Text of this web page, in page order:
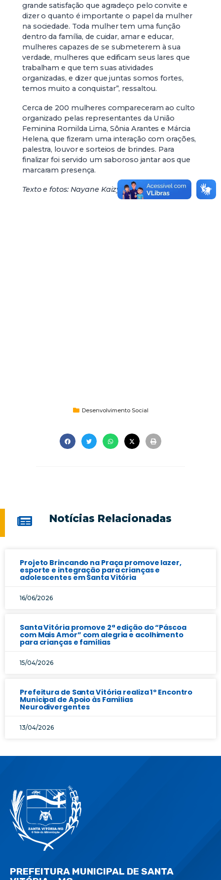
grande satisfação que agradeço pelo convite e
dizer o quanto é importante o papel da mulher
na sociedade. Toda mulher tem uma função
dentro da família, de cuidar, amar e educar,
mulheres capazes de se submeterem à sua
verdade, mulheres que edificam seus lares que
trabalham e que tem suas atividades
organizadas, e dizer que juntas somos fortes,
temos muito a conquistar”, ressaltou.
Cerca de 200 mulheres compareceram ao culto
organizado pelas representantes da União
Feminina Romilda Lima, Sônia Arantes e Márcia
Helena, que fizeram uma interação com orações,
palestra, louvor e sorteios de brindes. Para
finalizar foi servido um saboroso jantar aos que
marcaram presença.
Texto e fotos: Nayane Kaizy – Jornalista
Desenvolvimento Social
Notícias Relacionadas
Projeto Brincando na Praça promove lazer,
esporte e integração para crianças e
adolescentes em Santa Vitória
16/06/2026
Santa Vitória promove 2ª edição do “Páscoa
com Mais Amor” com alegria e acolhimento
para crianças e famílias
15/04/2026
Prefeitura de Santa Vitória realiza 1º Encontro
Municipal de Apoio às Famílias
Neurodivergentes
13/04/2026
PREFEITURA MUNICIPAL DE SANTA